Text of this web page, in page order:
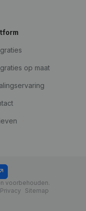
op maat
voorbehouden.
Privacy Sitemap